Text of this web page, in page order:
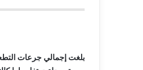
بلغت إجمالي جرعات